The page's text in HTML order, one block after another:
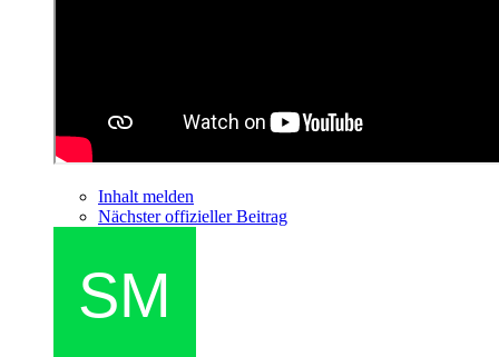
Inhalt melden
Nächster offizieller Beitrag